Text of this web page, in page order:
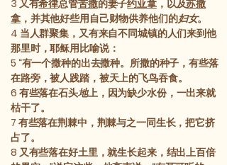
3 又有希律总管苦撒的妻子约亚拿，以及苏撒
拿，并其他好些用自己财物供养他们的妇女。
4 当人群聚集，又有来自不同城镇的人们来到他
那里时，耶稣用比喻说：
5 “有一个撒种的出去撒种。所撒的种子，有些落
在路旁，被人践踏，被天上的飞鸟吞食。
6 有些落在石头地上，因为缺少水份，一出来就
枯干了。
7 有些落在荆棘中，荆棘与之一同生长，把它挤
占了。
8 又有些落在好土里，就生长起来，结出上百倍